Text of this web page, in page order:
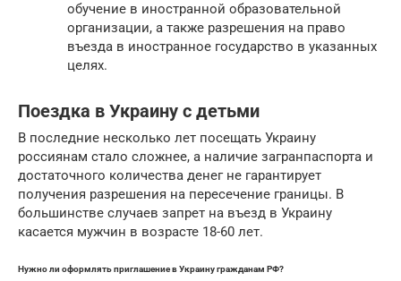
обучение в иностранной образовательной
организации, а также разрешения на право
въезда в иностранное государство в указанных
целях.
Поездка в Украину с детьми
В последние несколько лет посещать Украину
россиянам стало сложнее, а наличие загранпаспорта и
достаточного количества денег не гарантирует
получения разрешения на пересечение границы. В
большинстве случаев запрет на въезд в Украину
касается мужчин в возрасте 18-60 лет.
Нужно ли оформлять приглашение в Украину гражданам РФ?